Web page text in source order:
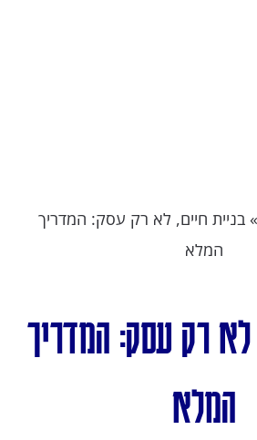
» בניית חיים, לא רק עסק: המדריך
המלא
לא רק עסק: המדריך
המלא